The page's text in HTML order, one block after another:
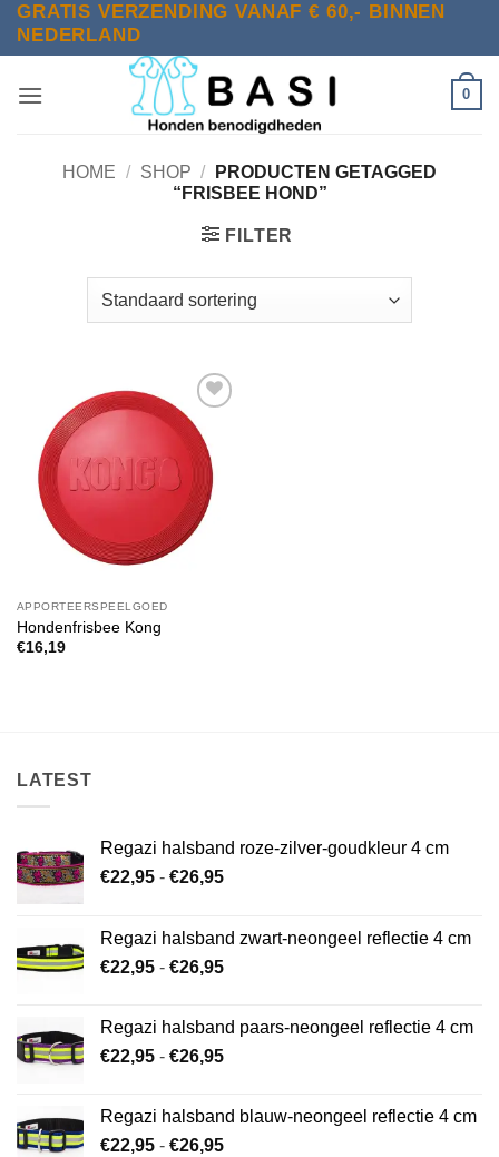
Ga
naar
GRATIS VERZENDING VANAF € 60,- BINNEN
NEDERLAND
0
HOME / SHOP /
PRODUCTEN GETAGGED
“FRISBEE HOND”
FILTER
Toevoegen
aan
verlanglijst
APPORTEERSPEELGOED
Hondenfrisbee Kong
€16,19
LATEST
Regazi halsband roze-zilver-goudkleur 4 cm
€22,95 - €26,95Prijsklasse:
€26,95
Regazi halsband zwart-neongeel reflectie 4 cm
€22,95 - €26,95Prijsklasse:
€26,95
Regazi halsband paars-neongeel reflectie 4 cm
€22,95 - €26,95Prijsklasse:
€26,95
Regazi halsband blauw-neongeel reflectie 4 cm
€22,95 - €26,95Prijsklasse: